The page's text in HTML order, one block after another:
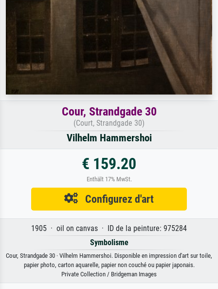
Cour, Strandgade 30
(Court, Strandgade 30)
Vilhelm Hammershoi
€ 159.20
Enthält 17% MwSt.
Configurez d'art
1905 · oil on canvas · ID de la peinture: 975284
Symbolisme
Cour, Strandgade 30 · Vilhelm Hammershoi. Disponible en impression d'art sur toile,
papier photo, carton aquarelle, papier non couché ou papier japonais.
Private Collection / Bridgeman Images